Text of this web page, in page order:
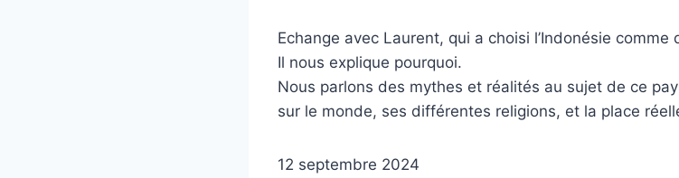
Echange avec Laurent, qui a choisi l’Indonésie comme
Il nous explique pourquoi.
Nous parlons des mythes et réalités au sujet de ce
sur le monde, ses différentes religions, et la place
12 septembre 2024